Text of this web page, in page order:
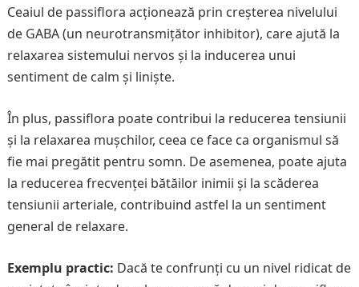
Ceaiul de passiflora acționează prin creșterea nivelului
de GABA (un neurotransmițător inhibitor), care ajută la
relaxarea sistemului nervos și la inducerea unui
sentiment de calm și liniște.
În plus, passiflora poate contribui la reducerea tensiunii
și la relaxarea mușchilor, ceea ce face ca organismul să
fie mai pregătit pentru somn. De asemenea, poate ajuta
la reducerea frecvenței bătăilor inimii și la scăderea
tensiunii arteriale, contribuind astfel la un sentiment
general de relaxare.
Exemplu practic: Dacă te confrunți cu un nivel ridicat de